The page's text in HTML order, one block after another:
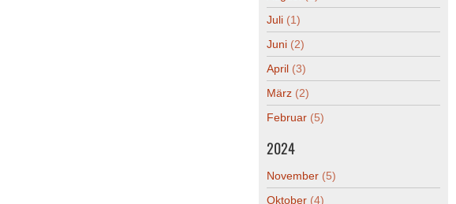
Juli (1)
Juni (2)
April (3)
März (2)
Februar (5)
2024
November (5)
Oktober (4)